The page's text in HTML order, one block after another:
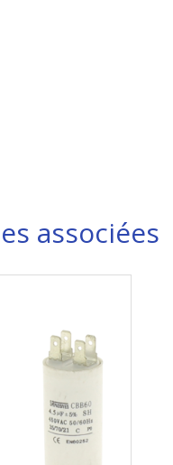
associées